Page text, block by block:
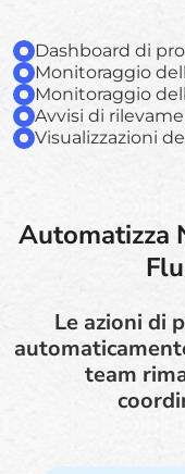
Dashboard di
Monitoraggio
Monitoraggio
Avvisi di
Visualizzazioni
Automatizza
Le azioni di
team